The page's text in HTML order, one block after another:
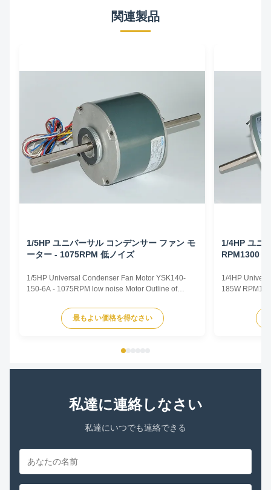
関連製品
1/5HP ユニバーサル コンデンサー ファン モ
ーター - 1075RPM 低ノイズ
1/5HP Universal Condenser Fan Motor YSK140-
150-6A - 1075RPM low noise Motor Outline of
gray or black 2. Dimension : 140 3. Winding :
aluminium or 100 % copper Motor Specification of
最もよい価格を得なさい
1/4HP ユニ
RPM1300
1/4HP
185W
Voltage 110-
/ 60Hz / 50/
私達に連絡しなさい
私達にいつでも連絡できる